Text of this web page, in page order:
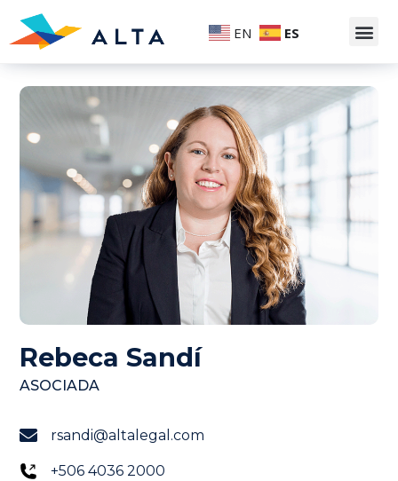
EN ES
Rebeca Sandí
ASOCIADA
rsandi@altalegal.com
+506 4036 2000